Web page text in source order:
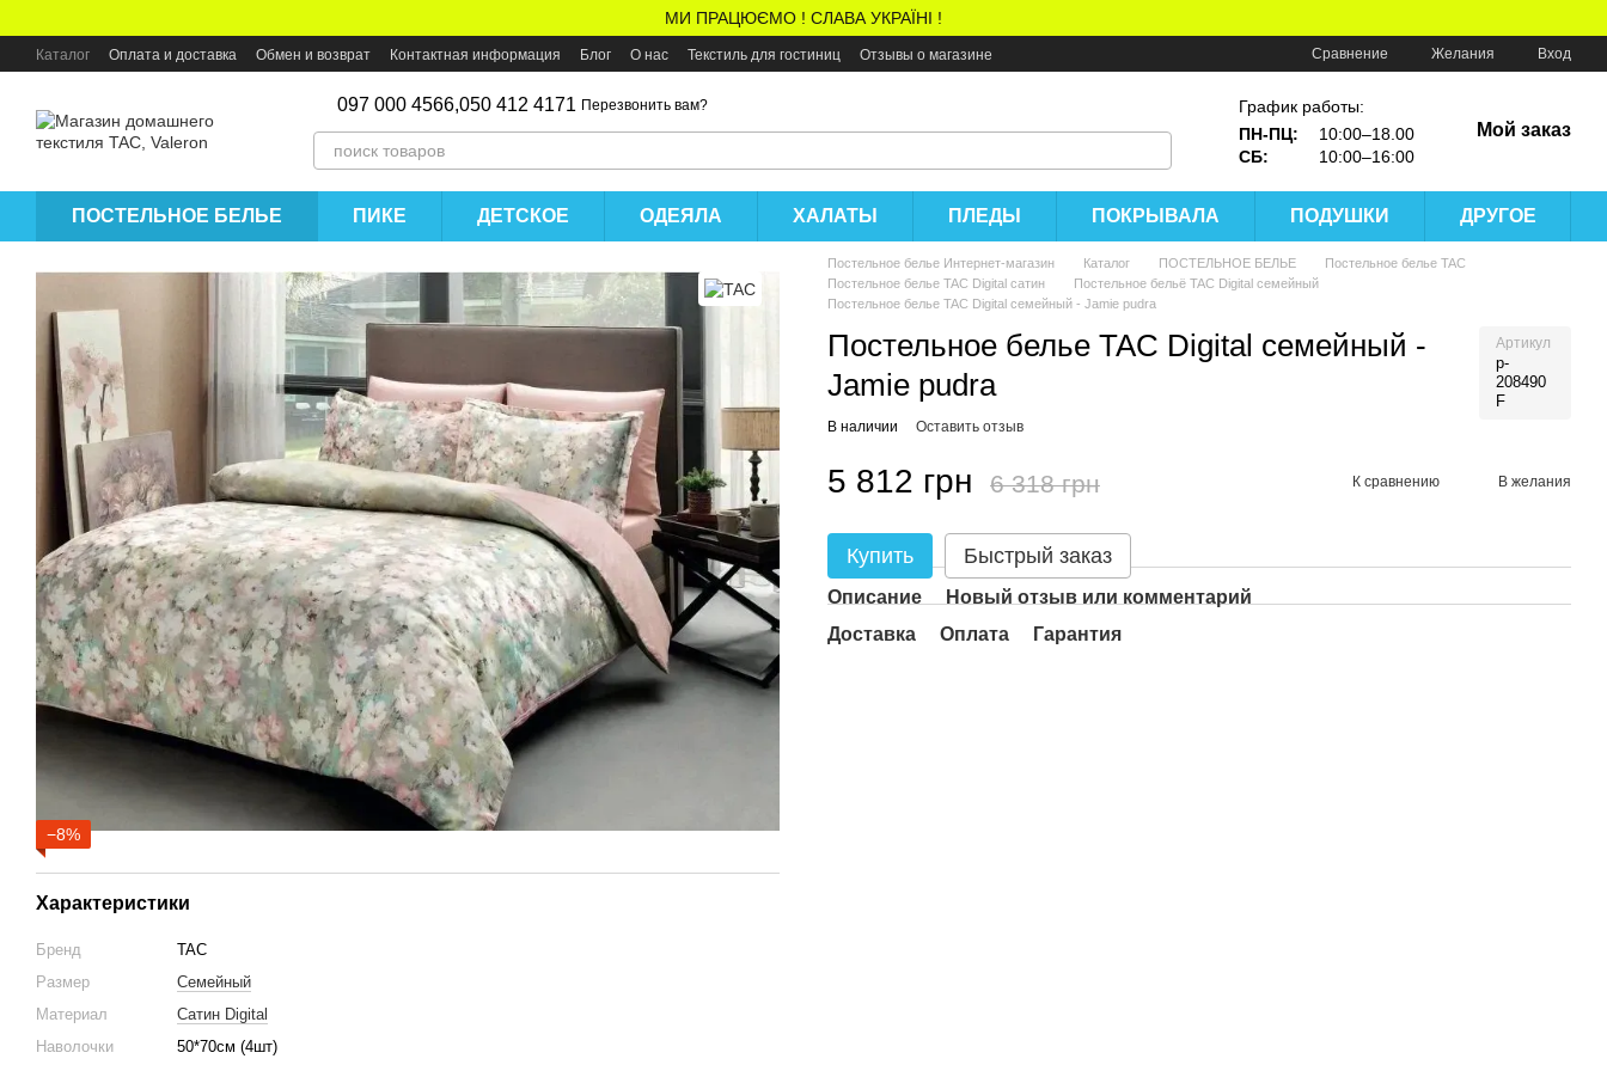
МИ ПРАЦЮЄМО ! СЛАВА УКРАЇНІ !
Каталог Оплата и доставка Обмен и возврат Контактная информация Блог О нас Текстиль для гостиниц Отзывы о магазине Сравнение Желания Вход
097 000 4566,050 412 4171 Перезвонить вам?
График работы:
ПН-ПЦ:
10:00–18.00
СБ:
10:00–16:00
Мой заказ
ПОСТЕЛЬНОЕ БЕЛЬЕ ПИКЕ ДЕТСКОЕ ОДЕЯЛА ХАЛАТЫ ПЛЕДЫ ПОКРЫВАЛА ПОДУШКИ ДРУГОЕ
−8%
Характеристики
Бренд
TAC
Размер
Семейный
Материал
Сатин Digital
Наволочки
50*70см (4шт)
Постельное белье Интернет-магазин Каталог ПОСТЕЛЬНОЕ БЕЛЬЕ
Постельное белье TAC
Постельное белье TAC Digital сатин
Постельное бельё TAC Digital семейный
Постельное белье TAC Digital семейный - Jamie pudra
Постельное белье TAC Digital семейный -
Jamie pudra
Артикул
p-
208490
F
В наличии Оставить отзыв
5 812 грн 6 318 грн К сравнению В желания
Купить Быстрый заказ
Описание
Новый отзыв или комментарий
Доставка
Оплата Гарантия